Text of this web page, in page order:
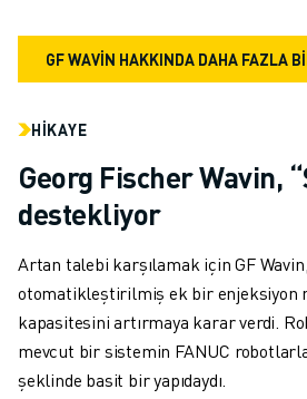
GF WAVIN HAKKINDA DAHA FAZLA
HIKAYE
Georg Fischer Wavin,
destekliyor
Artan talebi karşılamak için GF
otomatikleştirilmiş ek bir enjeksiyon
kapasitesini artırmaya karar verdi.
mevcut bir sistemin FANUC
şeklinde basit bir yapıdaydı.